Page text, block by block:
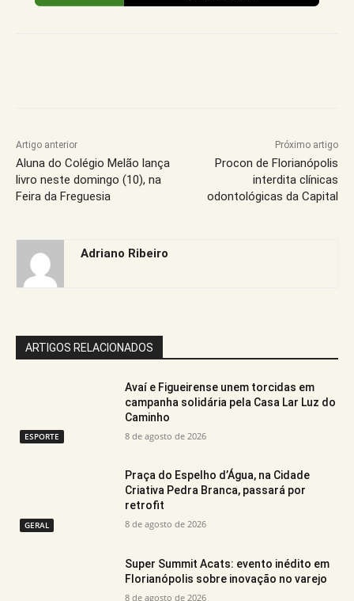
Artigo anterior
Aluna do Colégio Melão lança
livro neste domingo (10), na
Feira da Freguesia
Próximo artigo
Procon de Florianópolis
interdita clínicas
odontológicas da Capital
Adriano Ribeiro
ARTIGOS RELACIONADOS
ESPORTE
Avaí e Figueirense unem torcidas em
campanha solidária pela Casa Lar Luz do
Caminho
8 de agosto de 2026
GERAL
Praça do Espelho d’Água, na Cidade
Criativa Pedra Branca, passará por
retrofit
8 de agosto de 2026
Super Summit Acats: evento inédito em
Florianópolis sobre inovação no varejo
8 de agosto de 2026